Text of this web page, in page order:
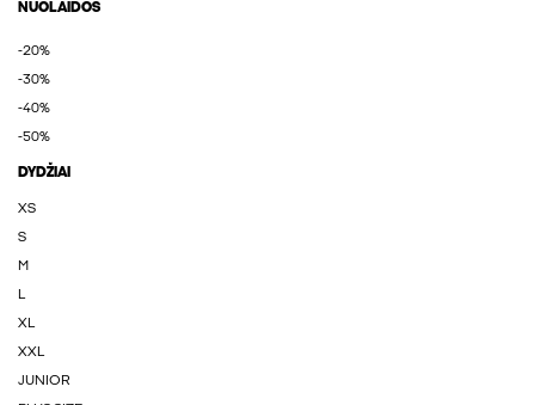
NUOLAIDOS
-20%
-30%
-40%
-50%
DYDŽIAI
XS
S
M
L
XL
XXL
JUNIOR